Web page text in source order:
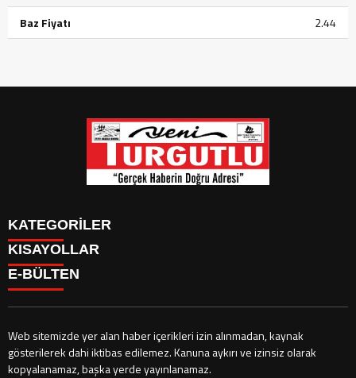
Baz Fiyatı
2.44
KATEGORİLER
GÜNDEM
SİYASET
CANLI BORSA
HİSSELER
PARİTELER
KISAYOLLAR
GÜNDEM
SİYASET
CANLI BORSA
HİSSELER
E-BÜLTEN
yeniturgutlu.come-bültenine abone olarak, tarafınıza haber, duyuru
Web sitemizde yer alan haber içerikleri izin alınmadan, kaynak
gösterilerek dahi iktibas edilemez. Kanuna aykırı ve izinsiz olarak
kopyalanamaz, başka yerde yayınlanamaz.